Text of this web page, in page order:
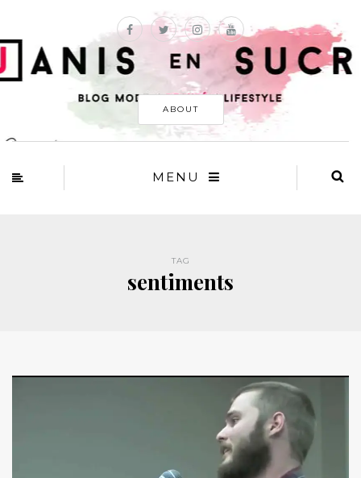
ABOUT
MENU
TAG
sentiments